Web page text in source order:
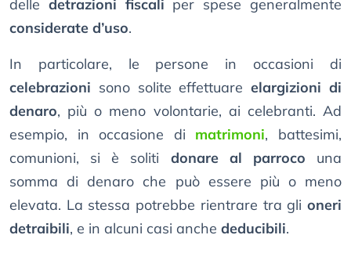
delle detrazioni fiscali per spese generalmente
considerate d’uso.
In particolare, le persone in occasioni di
celebrazioni sono solite effettuareelargizioni di
denaro, più o meno volontarie, ai celebranti. Ad
esempio, in occasione di matrimoni, battesimi,
comunioni, si è soliti donare al parroco una
somma di denaro che può essere più o meno
elevata. La stessa potrebbe rientrare tra gli oneri
detraibili, e in alcuni casi anche deducibili.